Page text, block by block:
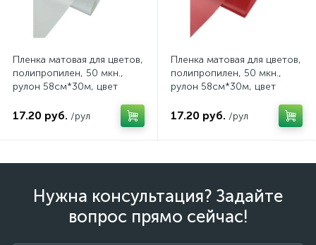
Пленка матовая для цветов,
полипропилен, 50 мкн.,
рулон 58см*30м, цвет
41/226 30В
17.20 руб. /рул
Пленка матовая для цветов,
полипропилен, 50 мкн.,
рулон 58см*30м, цвет
30В
17.20 руб. /рул
Нужна консультация? Задайте
вопрос прямо сейчас!